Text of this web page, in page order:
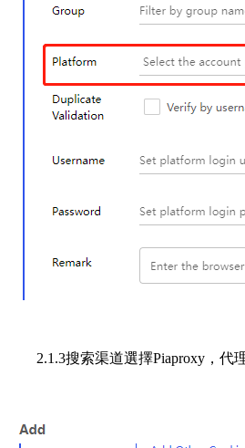
2.1.3搜索渠道選擇Piaproxy，代